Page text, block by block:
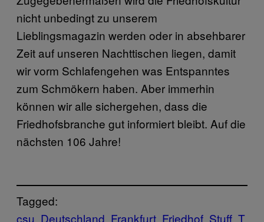
nicht unbedingt zu unserem
Lieblingsmagazin werden oder in absehbarer
Zeit auf unseren Nachttischen liegen, damit
wir vorm Schlafengehen was Entspanntes
zum Schmökern haben. Aber immerhin
können wir alle sichergehen, dass die
Friedhofsbranche gut informiert bleibt. Auf die
nächsten 106 Jahre!
Tagged:
csu Deutschland Frankfurt Friedhof Stuff T